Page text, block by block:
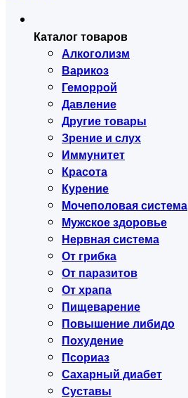
Каталог товаров
Алкоголизм
Варикоз
Геморрой
Давление
Другие товары
Зрение и слух
Иммунитет
Красота
Курение
Мочеполовая система
Мужское здоровье
Нервная система
От грибка
От паразитов
От храпа
Пищеварение
Повышение либидо
Похудение
Псориаз
Сахарный диабет
Суставы